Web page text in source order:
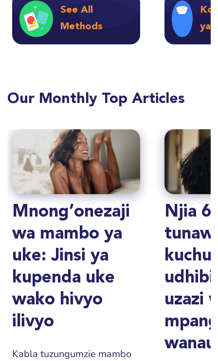
See All
Methods
ya
Our Monthly Top Articles
Mnong’onezaji
wa mambo ya
uke: Jinsi ya
kupenda uke
wako hivyo
ilivyo
Kabla tuzungumzie mambo
Njia 6
uzazi